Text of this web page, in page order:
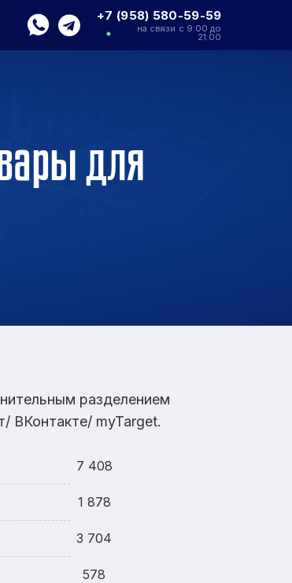
+7 (958) 580-59-59
на связи с 9:00 до
21:00
для
разделением
ВКонтакте/ myTarget.
7 408
1 878
3 704
578